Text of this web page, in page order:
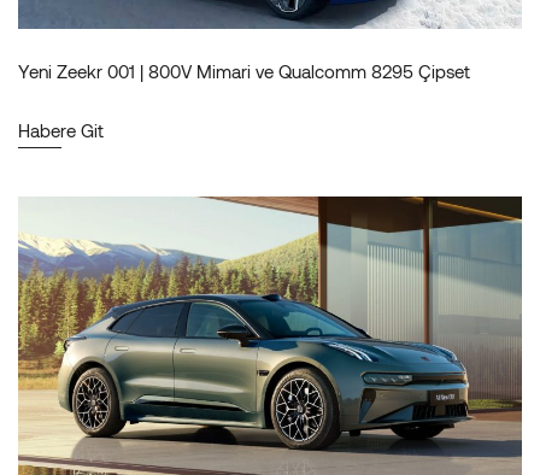
Yeni Zeekr 001 | 800V Mimari ve Qualcomm 8295 Çipset
Habere Git